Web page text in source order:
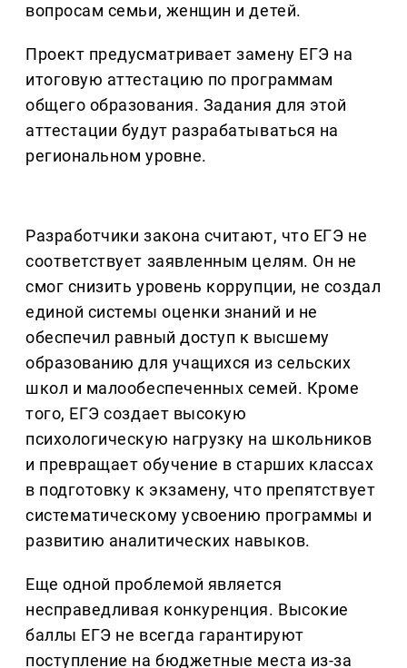
вопросам семьи, женщин и детей.
Проект предусматривает замену ЕГЭ на
итоговую аттестацию по программам
общего образования. Задания для этой
аттестации будут разрабатываться на
региональном уровне.
Разработчики закона считают, что ЕГЭ не
соответствует заявленным целям. Он не
смог снизить уровень коррупции, не создал
единой системы оценки знаний и не
обеспечил равный доступ к высшему
образованию для учащихся из сельских
школ и малообеспеченных семей. Кроме
того, ЕГЭ создает высокую
психологическую нагрузку на школьников
и превращает обучение в старших классах
в подготовку к экзамену, что препятствует
систематическому усвоению программы и
развитию аналитических навыков.
Еще одной проблемой является
несправедливая конкуренция. Высокие
баллы ЕГЭ не всегда гарантируют
поступление на бюджетные места из-за